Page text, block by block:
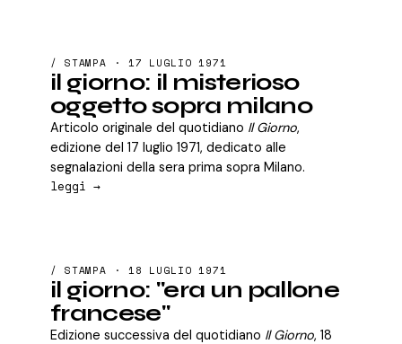
/ STAMPA · 17 LUGLIO 1971
il giorno: il misterioso
oggetto sopra milano
Articolo originale del quotidiano Il Giorno,
edizione del 17 luglio 1971, dedicato alle
segnalazioni della sera prima sopra Milano.
leggi →
/ STAMPA · 18 LUGLIO 1971
il giorno: "era un pallone
francese"
Edizione successiva del quotidiano Il Giorno, 18